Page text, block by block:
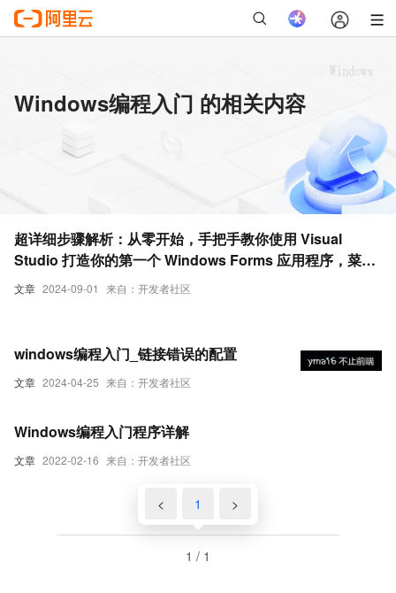
Windows编程入门 的相关内容
文章 2024-09-01 来自：开发者社区
超详细步骤解析：从零开始，手把手教你使用 Visual
Studio 打造你的第一个 Windows Forms 应用程序，菜鸟
也能轻松上手的编程入门指南来了！
文章 2024-04-25 来自：开发者社区
windows编程入门_链接错误的配置
文章 2022-02-16 来自：开发者社区
Windows编程入门程序详解
< 1 >
1 / 1